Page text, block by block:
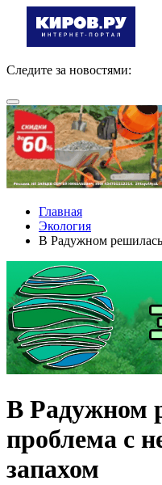
Следите за новостями:
Главная
Экология
В Радужном
В Радужном
проблема с
запахом